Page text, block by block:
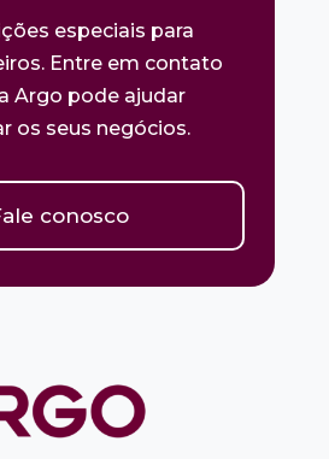
especiais para
Entre em contato
Argo pode ajudar
os seus negócios.
conosco